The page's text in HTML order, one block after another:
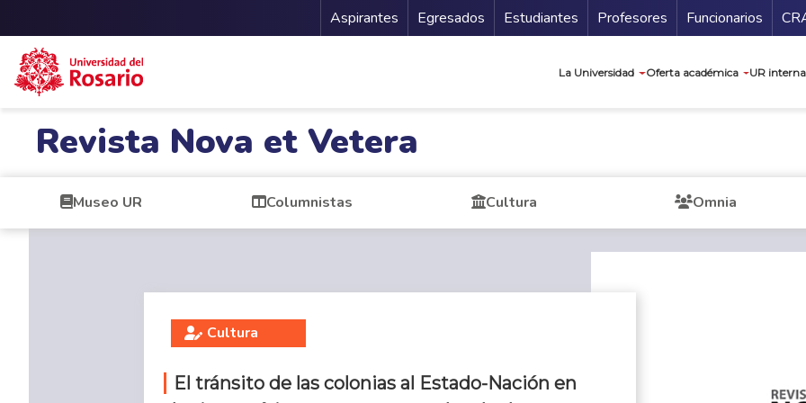
Menu Secundario
Aspirantes Egresados Estudiantes Profesores Funcionarios
La Universidad Oferta académica UR
Revista Nova et Vetera
Museo UR Columnistas Cultura Omnia
Cultura
El tránsito de las colonias al Estado-Nación en